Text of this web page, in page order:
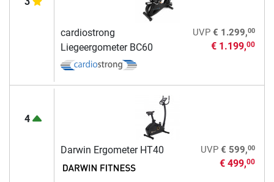
cardiostrong
Liegeergometer BC60
UVP € 1.299,00
€ 1.199,00
4
Darwin Ergometer HT40 UVP € 599,00
€ 499,00